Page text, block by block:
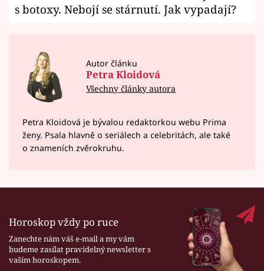
s botoxy. Nebojí se stárnutí. Jak vypadají?
Autor článku
Petra Kloidová
Všechny články autora
Petra Kloidová je bývalou redaktorkou webu Prima
ženy. Psala hlavně o seriálech a celebritách, ale také
o znameních zvěrokruhu.
Horoskop vždy po ruce
Zanechte nám váš e-mail a my vám
budeme zasílat pravidelný newsletter s
vaším horoskopem.